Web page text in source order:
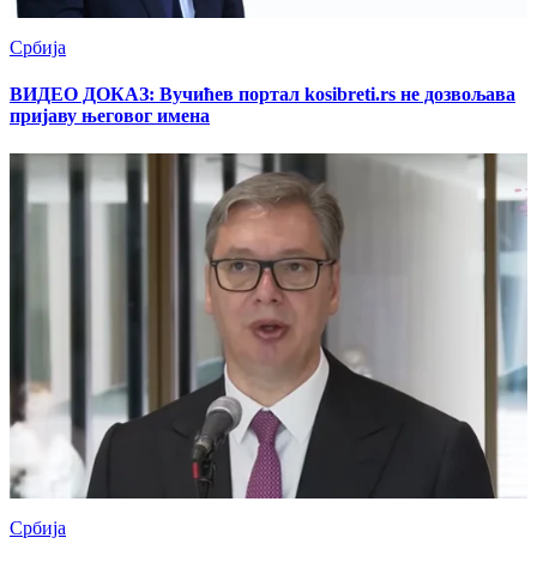
Србија
ВИДЕО ДОКАЗ: Вучићев портал kosibreti.rs не дозвољава
пријаву његовог имена
Србија